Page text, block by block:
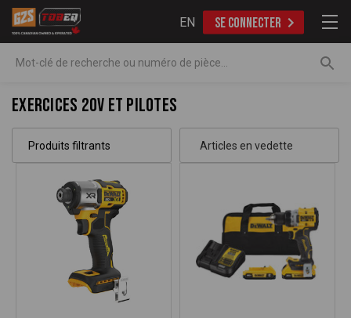
EN SE CONNECTER
Exercices 20V et pilotes
Produits filtrants